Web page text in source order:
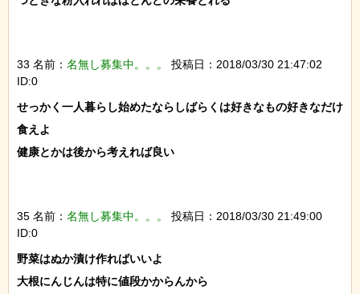
33 名前： 名無し募集中。。。
投稿日：2018/03/30 21:47:02
ID:0
せっかく一人暮らし始めたならしばらくは好きなもの好きなだけ
食えよ
健康とかは後から考えれば良い
35 名前： 名無し募集中。。。
投稿日：2018/03/30 21:49:00
ID:0
野菜はぬか漬け作ればいいよ
大根にんじんは特に値段かからんから